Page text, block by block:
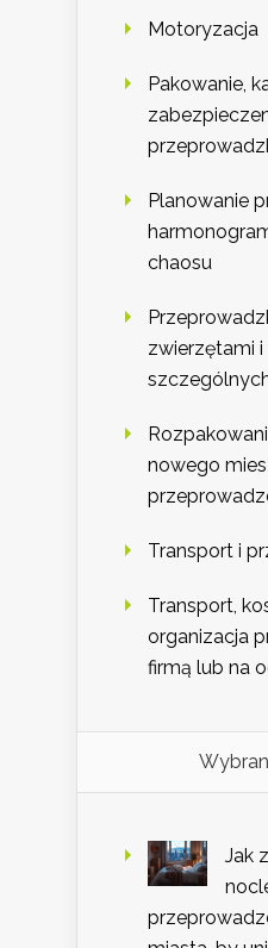
Motoryzacja
Pakowanie,
Planowanie
chaosu
zwierzętami
nowego
Transport i
Transport,
organizacja
firmą lub na
Jak